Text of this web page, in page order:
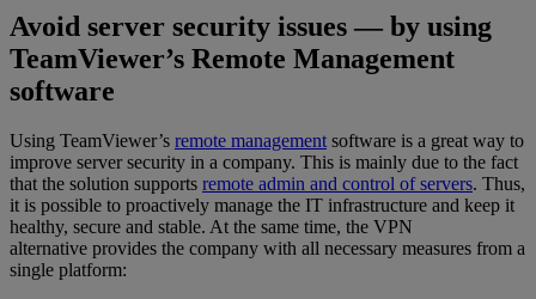
Avoid server security issues — by using
TeamViewer’s Remote Management
software
Using TeamViewer’s remote managementsoftware is a great way to
improve server security in a company. This is mainly due to the fact
that the solution supports remote admin and control of servers. Thus,
it is possible to proactively manage the IT infrastructure and keep it
healthy, secure and stable. At the same time, the VPN
alternative provides the company with all necessary measures from a
single platform: